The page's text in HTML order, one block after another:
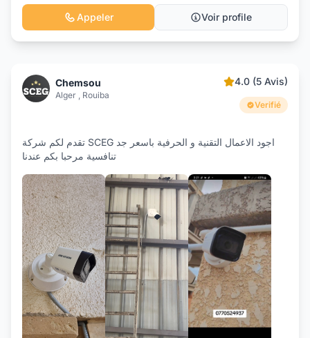
Appeler Voir profile
Chemsou
Alger , Rouiba
4.0 (5 Avis)
Verifié
تقدم لكم شركة SCEG اجود الاعمال التقنية و الحرفية باسعر جد
تنافسية مرحبا بكم عندنا